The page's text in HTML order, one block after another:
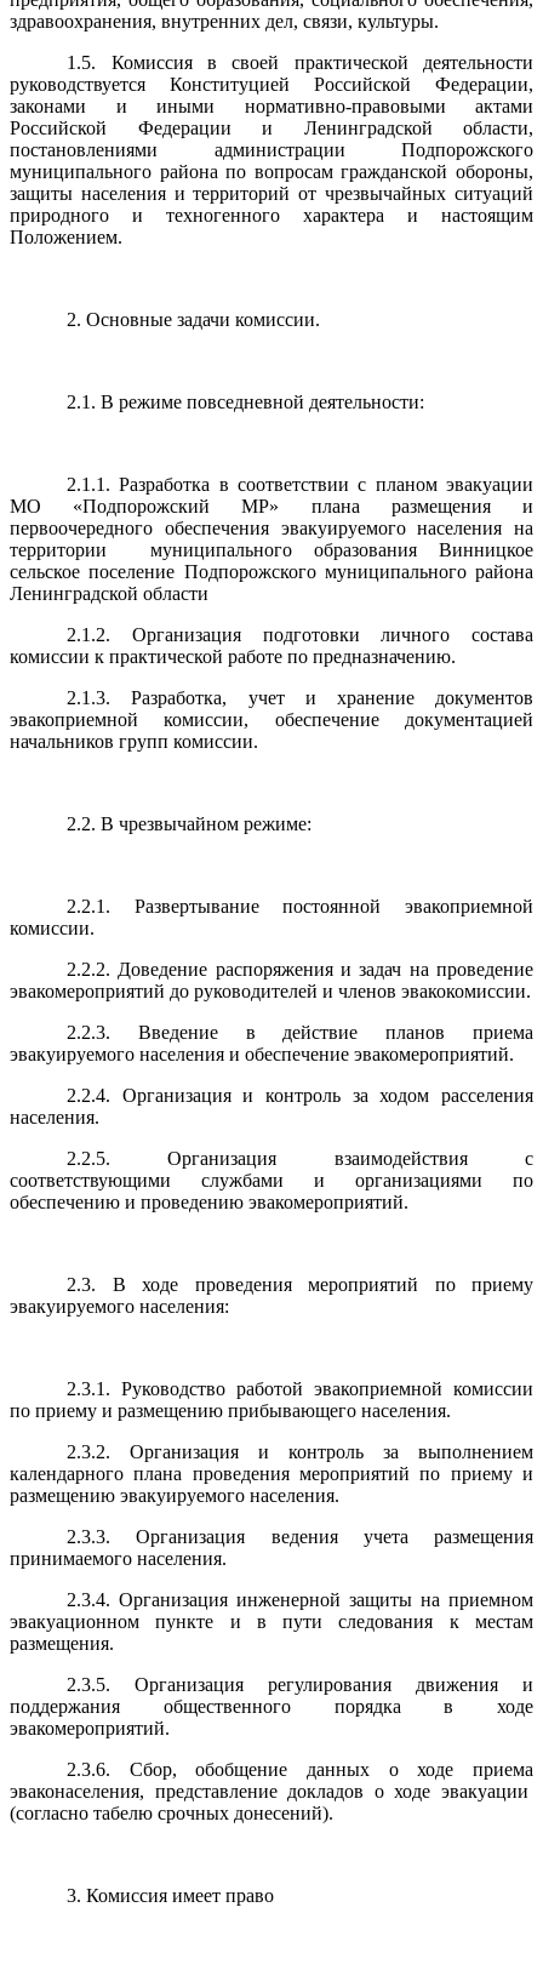
здравоохранения, внутренних дел, связи, культуры.
1.5. Комиссия в своей практической деятельности
руководствуется Конституцией Российской Федерации,
законами и иными нормативно-правовыми актами
Российской Федерации и Ленинградской области,
постановлениями администрации Подпорожского
муниципального района по вопросам гражданской обороны,
защиты населения и территорий от чрезвычайных ситуаций
природного и техногенного характера и настоящим
Положением.
2. Основные задачи комиссии.
2.1. В режиме повседневной деятельности:
2.1.1. Разработка в соответствии с планом эвакуации
МО «Подпорожский МР» плана размещения и
первоочередного обеспечения эвакуируемого населения на
территории муниципального образования Винницкое
сельское поселение Подпорожского муниципального района
Ленинградской области
2.1.2. Организация подготовки личного состава
комиссии к практической работе по предназначению.
2.1.3. Разработка, учет и хранение документов
эвакоприемной комиссии, обеспечение документацией
начальников групп комиссии.
2.2. В чрезвычайном режиме:
2.2.1. Развертывание постоянной эвакоприемной
комиссии.
2.2.2. Доведение распоряжения и задач на проведение
эвакомероприятий до руководителей и членов эвакокомиссии.
2.2.3. Введение в действие планов приема
эвакуируемого населения и обеспечение эвакомероприятий.
2.2.4. Организация и контроль за ходом расселения
населения.
2.2.5. Организация взаимодействия с
соответствующими службами и организациями по
обеспечению и проведению эвакомероприятий.
2.3. В ходе проведения мероприятий по приему
эвакуируемого населения:
2.3.1. Руководство работой эвакоприемной комиссии
по приему и размещению прибывающего населения.
2.3.2. Организация и контроль за выполнением
календарного плана проведения мероприятий по приему и
размещению эвакуируемого населения.
2.3.3. Организация ведения учета размещения
принимаемого населения.
2.3.4. Организация инженерной защиты на приемном
эвакуационном пункте и в пути следования к местам
размещения.
2.3.5. Организация регулирования движения и
поддержания общественного порядка в ходе
эвакомероприятий.
2.3.6. Сбор, обобщение данных о ходе приема
эваконаселения, представление докладов о ходе эвакуации
(согласно табелю срочных донесений).
3. Комиссия имеет право